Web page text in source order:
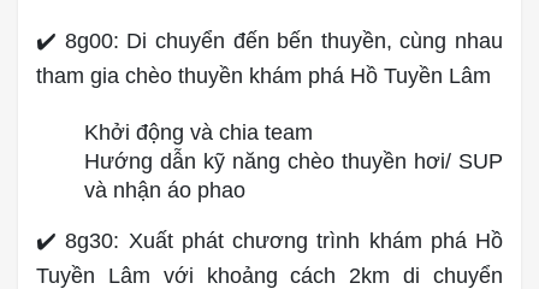
✔️ 8g00: Di chuyển đến bến thuyền, cùng nhau
tham gia chèo thuyền khám phá Hồ Tuyền Lâm
Khởi động và chia team
Hướng dẫn kỹ năng chèo thuyền hơi/ SUP
và nhận áo phao
✔️ 8g30: Xuất phát chương trình khám phá Hồ
Tuyền Lâm với khoảng cách 2km di chuyển